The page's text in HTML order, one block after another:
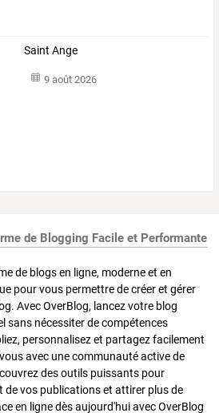
Saint Ange
9 août 2026
de Blogging Facile et Performante
de blogs en ligne, moderne et en
pour vous permettre de créer et gérer
Avec OverBlog, lancez votre blog
sans nécessiter de compétences
personnalisez et partagez facilement
avec une communauté active de
des outils puissants pour
de vos publications et attirer plus de
en ligne dès aujourd'hui avec OverBlog